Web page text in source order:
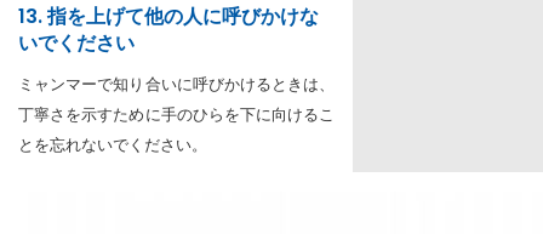
13. 指を上げて他の人に呼びかけな
いでください
ミャンマーで知り合いに呼びかけるときは、
丁寧さを示すために手のひらを下に向けるこ
とを忘れないでください。